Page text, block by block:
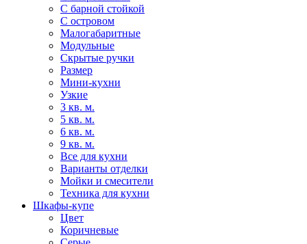
С барной стойкой
С островом
Малогабаритные
Модульные
Скрытые ручки
Размер
Мини-кухни
Узкие
3 кв. м.
5 кв. м.
6 кв. м.
9 кв. м.
Все для кухни
Варианты отделки
Мойки и смесители
Техника для кухни
Шкафы-купе
Цвет
Коричневые